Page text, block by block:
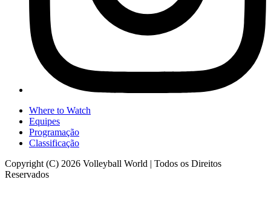
Where to Watch
Equipes
Programação
Classificação
Copyright (C) 2026 Volleyball World | Todos os Direitos
Reservados